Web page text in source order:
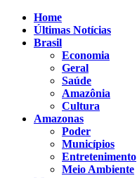
Home
Últimas Notícias
Brasil
Economia
Geral
Saúde
Amazônia
Cultura
Amazonas
Poder
Municípios
Entretenimento
Meio Ambiente